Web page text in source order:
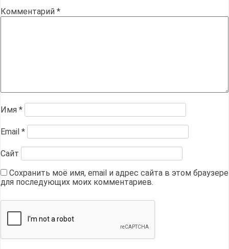
Комментарий *
Имя *
Email *
Сайт
Сохранить моё имя, email и адрес сайта в этом браузере
для последующих моих комментариев.